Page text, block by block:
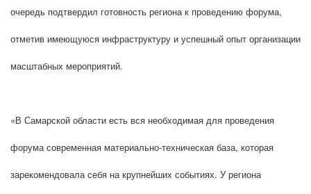
очередь подтвердил готовность региона к проведению форума,
отметив имеющуюся инфраструктуру и успешный опыт организации
масштабных мероприятий.
«В Самарской области есть вся необходимая для проведения
форума современная материально-техническая база, которая
зарекомендовала себя на крупнейших событиях. У региона